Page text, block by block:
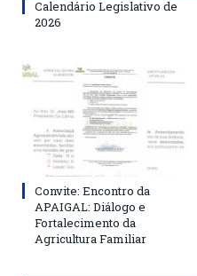
Calendário Legislativo de
2026
Convite: Encontro da
APAIGAL: Diálogo e
Fortalecimento da
Agricultura Familiar